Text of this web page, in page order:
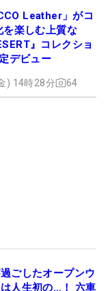
Leather」がコ
を楽しむ上質な
』コレクショ
デビュー
) 14時28分 64
ごしたオープンウ
人生初の…！ 六車